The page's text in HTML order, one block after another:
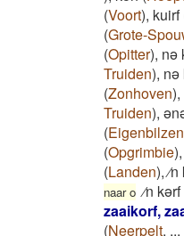
(Voort), kuirf
(Grote-
(Opitter), nə
Truiden), nə
(Zonhoven),
Truiden),
(Eigenbilzen
(Opgrimbie),
(Landen),
naar o ⁄n kərf
zaaikorf,
(Neerpelt, ...